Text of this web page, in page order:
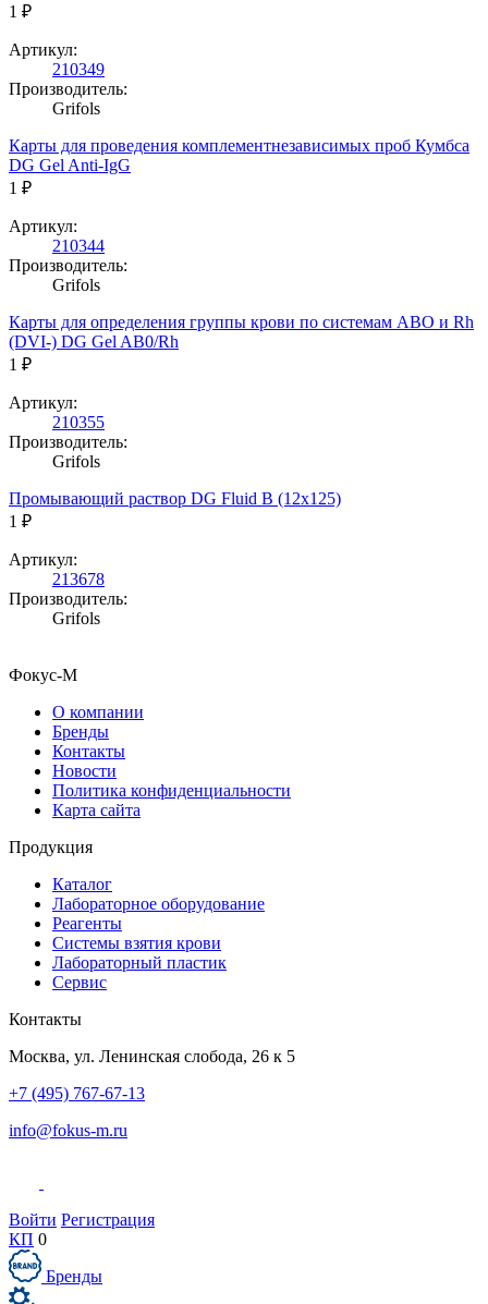
1 ₽
Артикул:
210349
Производитель:
Grifols
Карты для проведения комплементнезависимых проб Кумбса
DG Gel Anti-IgG
1 ₽
Артикул:
210344
Производитель:
Grifols
Карты для определения группы крови по системам ABO и Rh
(DVI-) DG Gel AB0/Rh
1 ₽
Артикул:
210355
Производитель:
Grifols
Промывающий раствор DG Fluid В (12х125)
1 ₽
Артикул:
213678
Производитель:
Grifols
Фокус-М
О компании
Бренды
Контакты
Новости
Политика конфиденциальности
Карта сайта
Продукция
Каталог
Лабораторное оборудование
Реагенты
Системы взятия крови
Лабораторный пластик
Сервис
Контакты
Москва, ул. Ленинская слобода, 26 к 5
+7 (495) 767-67-13
info@fokus-m.ru
Войти Регистрация
КП 0
Бренды